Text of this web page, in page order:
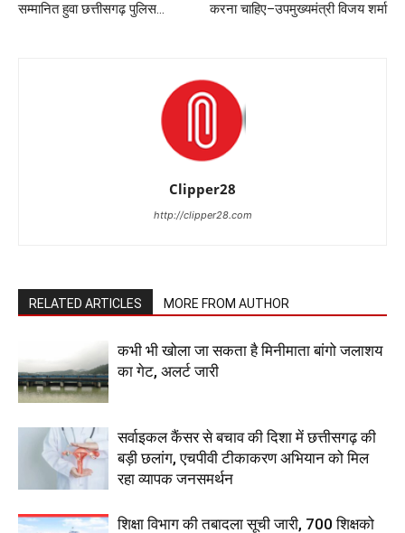
सम्मानित हुवा छत्तीसगढ़ पुलिस…
करना चाहिए–उपमुख्यमंत्री विजय शर्मा
Clipper28
http://clipper28.com
RELATED ARTICLES MORE FROM AUTHOR
कभी भी खोला जा सकता है मिनीमाता बांगो जलाशय
का गेट, अलर्ट जारी
सर्वाइकल कैंसर से बचाव की दिशा में छत्तीसगढ़ की
बड़ी छलांग, एचपीवी टीकाकरण अभियान को मिल
रहा व्यापक जनसमर्थन
शिक्षा विभाग की तबादला सूची जारी, 700 शिक्षको